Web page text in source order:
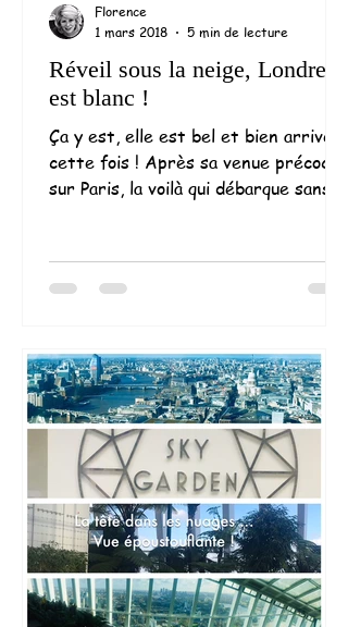
Réveil sous la neige, Londres
est blanc !
Ça y est, elle est bel et bien arrivée
cette fois ! Après sa venue précoce
sur Paris, la voilà qui débarque sans
Florence
1 mars 2018
5 min de lecture